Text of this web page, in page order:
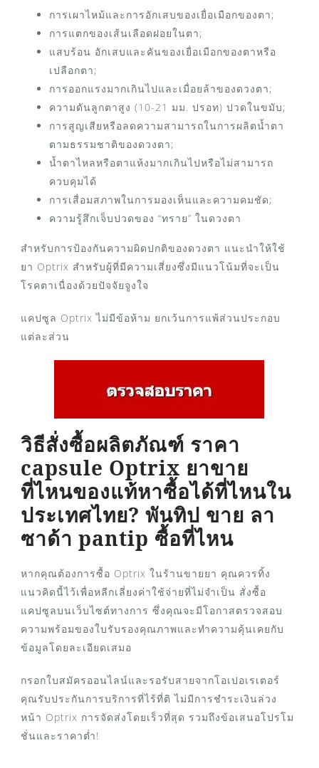
การเผาไหม้และการอักเสบของเยื่อเมือกของตา;
การแตกของเส้นเลือดฝอยในตา;
แสบร้อน อักเสบและคันของเยื่อเมือกของตาหรือ
เปลือกตา;
การออกแรงมากเกินไปและเมื่อยล้าของดวงตา;
ความดันลูกตาสูง (10-21 มม. ปรอท) ปวดในขมับ;
การสูญเสียหรือลดความสามารถในการผลิตน้ำตา
ตามธรรมชาติของดวงตา;
น้ำตาไหลหรือตาแห้งมากเกินไปหรือไม่สามารถ
ควบคุมได้
การเสื่อมสภาพในการมองเห็นและความคมชัด;
ความรู้สึกเจ็บปวดของ “ทราย” ในดวงตา
สำหรับการป้องกันความผิดปกติของดวงตา แนะนำให้ใช้
ยา Optrix สำหรับผู้ที่มีความเสี่ยงซึ่งมีแนวโน้มที่จะเป็น
โรคตาเนื่องด้วยปัจจัยจูงใจ
แคปซูล Optrix ไม่มีข้อห้าม ยกเว้นการแพ้ส่วนประกอบ
แต่ละส่วน
วิธีสั่งซื้อผลิตภัณฑ์ ราคา
capsule Optrix ยาขาย
ที่ไหนของแท้หาซื้อได้ที่ไหนใน
ประเทศไทย? พันทิป ขาย ลา
ซาด้า pantip ซื้อที่ไหน
หากคุณต้องการซื้อ Optrix ในร้านขายยา คุณควรทิ้ง
แนวคิดนี้ไว้เพื่อหลีกเลี่ยงค่าใช้จ่ายที่ไม่จำเป็น สั่งซื้อ
แคปซูลบนเว็บไซต์ทางการ ซึ่งคุณจะมีโอกาสตรวจสอบ
ความพร้อมของใบรับรองคุณภาพและทำความคุ้นเคยกับ
ข้อมูลโดยละเอียดเสมอ
กรอกใบสมัครออนไลน์และรอรับสายจากโอเปอเรเตอร์
คุณรับประกันการบริการที่ไร้ที่ติ ไม่มีการชำระเงินล่วง
หน้า Optrix การจัดส่งโดยเร็วที่สุด รวมถึงข้อเสนอโปรโม
ชั่นและราคาต่ำ!